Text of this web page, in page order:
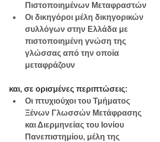
Πιστοποιημένων Μεταφραστών
Οι δικηγόροι μέλη δικηγορικών
συλλόγων στην Ελλάδα με
πιστοποιημένη γνώση της
γλώσσας από την οποία
μεταφράζουν
και, σε ορισμένες περιπτώσεις:
Οι πτυχιούχοι του Τμήματος
Ξένων Γλωσσών Μετάφρασης
και Διερμηνείας του Ιονίου
Πανεπιστημίου, μέλη της